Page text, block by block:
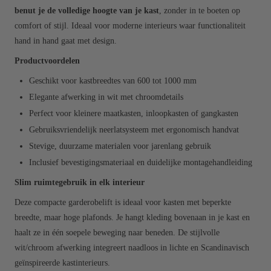
benut je de volledige hoogte van je kast , zonder in te boeten op
comfort of stijl. Ideaal voor moderne interieurs waar functionaliteit
hand in hand gaat met design.
Productvoordelen
Geschikt voor kastbreedtes van 600 tot 1000 mm
Elegante afwerking in wit met chroomdetails
Perfect voor kleinere maatkasten, inloopkasten of gangkasten
Gebruiksvriendelijk neerlatsysteem met ergonomisch handvat
Stevige, duurzame materialen voor jarenlang gebruik
Inclusief bevestigingsmateriaal en duidelijke montagehandleiding
Slim ruimtegebruik in elk interieur
Deze compacte garderobelift is ideaal voor kasten met beperkte
breedte, maar hoge plafonds. Je hangt kleding bovenaan in je kast en
haalt ze in één soepele beweging naar beneden. De stijlvolle
wit/chroom afwerking integreert naadloos in lichte en Scandinavisch
geïnspireerde kastinterieurs.